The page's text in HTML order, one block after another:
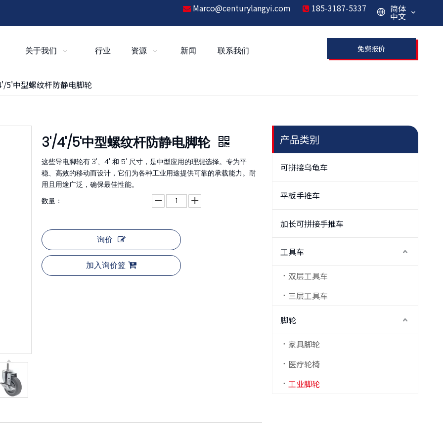
 Marco@centurylangyi.com 185-3187-5337 简体
中文
关于我们 行业 资源 新闻 联系我们 免费报价
5'中型螺纹杆防静电脚轮
3'/4'/5'中型螺纹杆防静电脚轮
这些导电脚轮有 3'、4' 和 5' 尺寸，是中型应用的理想选择。专为平
稳、高效的移动而设计，它们为各种工业用途提供可靠的承载能力。耐
用且用途广泛，确保最佳性能。
数量：
询价
加入询价篮
产品类别
可拼接乌龟车
平板手推车
加长可拼接手推车
工具车
双层工具车
三层工具车
脚轮
家具脚轮
医疗轮椅
工业脚轮